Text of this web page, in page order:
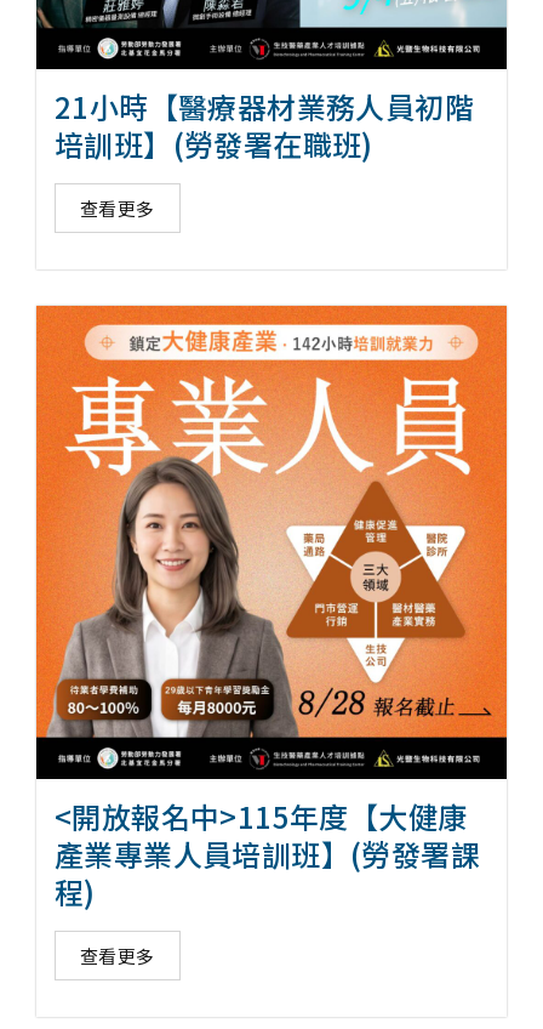
21小時【醫療器材業務人員初階
培訓班】(勞發署在職班)
查看更多
<開放報名中>115年度【大健康
產業專業人員培訓班】(勞發署課
程)
查看更多